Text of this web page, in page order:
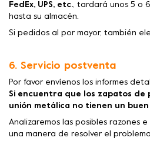
FedEx, UPS, etc., tardará unos 5 o
hasta su almacén.
Si pedidos al por mayor, también
6. Servicio postventa
Por favor envíenos los informes
Si encuentra que los zapatos de
unión metálica no tienen un
Analizaremos las posibles razones
una manera de resolver el